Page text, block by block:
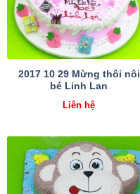
2017 10 29 Mừng thôi nôi
bé Linh Lan
Liên hệ